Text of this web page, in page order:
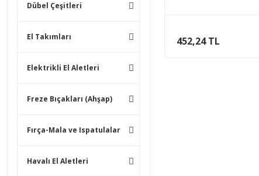
Dübel Çeşitleri
El Takımları
Elektrikli El Aletleri
Freze Bıçakları (Ahşap)
Fırça-Mala ve Ispatulalar
Havalı El Aletleri
452,24 TL